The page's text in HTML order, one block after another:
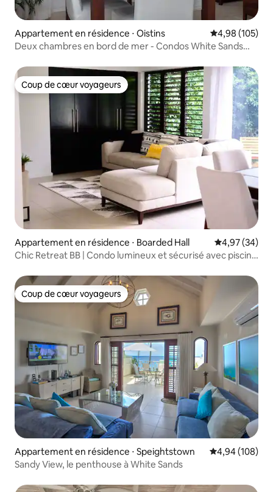
Appartement en résidence ⋅ Oistins Évaluation
4,98 (105)
Deux chambres en bord de mer - Condos White Sands
Coup de cœur voyageurs
Coup de cœur voyageurs
Appartement en résidence ⋅ Boarded Hall Évaluation
4,97 (34)
Chic Retreat BB | Condo lumineux et sécurisé avec piscine
Coup de cœur voyageurs
Coup de cœur voyageurs
Appartement en résidence ⋅ Speightstown Évaluation
4,94 (108)
Sandy View, le penthouse à White Sands